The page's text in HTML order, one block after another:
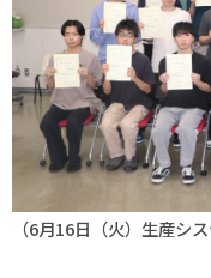
（6月16日（火）生産シ